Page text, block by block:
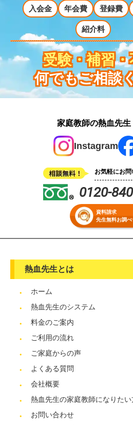
入会金 年会費 登録費
紹介料
受験・補習
何でもご相談
家庭教師の熱血先
Instagram
お気軽にお問
0120-
資料請求
先生無料お調べ
熱血先生とは
ホーム
熱血先生のシステム
料金のご案内
ご利用の流れ
ご家庭からの声
よくある質問
会社概要
熱血先生の家庭教師になりたい
お問い合わせ